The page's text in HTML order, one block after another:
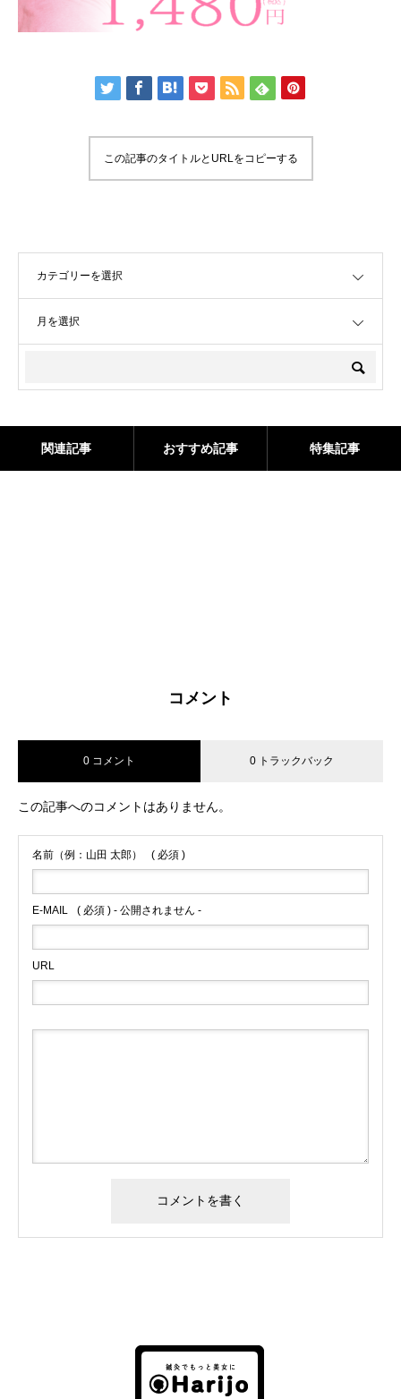
この記事のタイトルとURLをコピーする
関連記事 おすすめ記事 特集記事
コメント
0 コメント 0 トラックバック
この記事へのコメントはありません。
名前（例：山田 太郎） ( 必須 )
E-MAIL ( 必須 ) - 公開されません -
URL